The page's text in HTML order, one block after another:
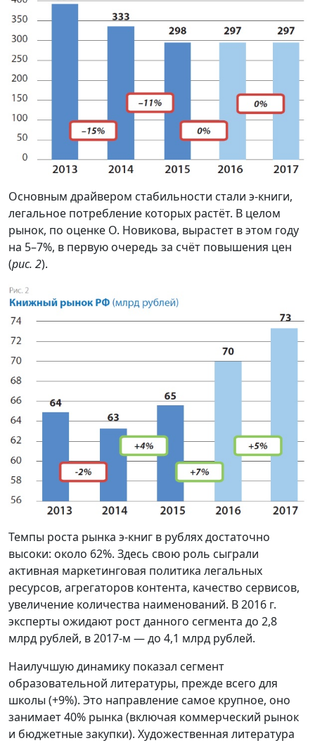
Основным драйвером стабильности стали э-книги,
легальное потребление которых растёт. В целом
рынок, по оценке О. Новикова, вырастет в этом году
на 5–7%, в первую очередь за счёт повышения цен
(рис. 2).
Темпы роста рынка э-книг в рублях достаточно
высоки: около 62%. Здесь свою роль сыграли
активная маркетинговая политика легальных
ресурсов, агрегаторов контента, качество сервисов,
увеличение количества наименований. В 2016 г.
эксперты ожидают рост данного сегмента до 2,8
млрд рублей, в 2017-м — до 4,1 млрд рублей.
Наилучшую динамику показал сегмент
образовательной литературы, прежде всего для
школы (+9%). Это направление самое крупное, оно
занимает 40% рынка (включая коммерческий рынок
и бюджетные закупки). Художественная литература